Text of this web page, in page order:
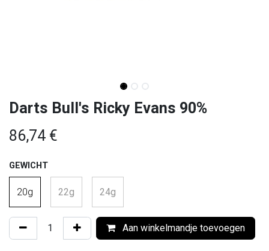
Darts Bull's Ricky Evans 90%
86,74 €
GEWICHT
20g 22g 24g
Aan winkelmandje toevoegen